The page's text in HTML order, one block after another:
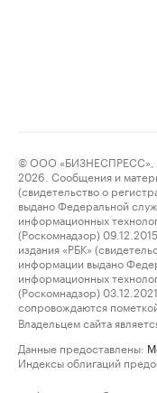
© ООО «БИЗНЕСПРЕСС»,
2026. Сообщения и
(свидетельство о
выдано Федеральной
информационных
(Роскомнадзор)
издания «РБК»
информации выдано
информационных
(Роскомнадзор)
сопровождаются
Владельцем сайта
Данные предоставлены:
Индексы облигаций